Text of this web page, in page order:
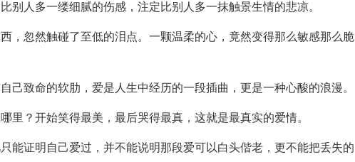
别人多一缕细腻的伤感，注定比别人多一抹触景生情的悲凉。
，忽然触碰了至低的泪点。一颗温柔的心，竟然变得那么敏感那么脆
己致命的软肋，爱是人生中经历的一段插曲，更是一种心酸的浪漫。
里？开始笑得最美，最后哭得最真，这就是最真实的爱情。
能证明自己爱过，并不能说明那段爱可以白头偕老，更不能把丢失的